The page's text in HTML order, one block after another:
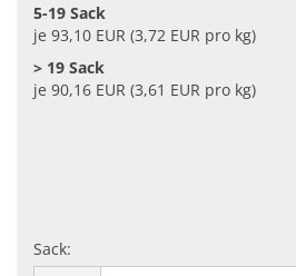
5-19 Sack
je 93,10 EUR (3,72 EUR pro kg)
> 19 Sack
je 90,16 EUR (3,61 EUR pro kg)
Sack: